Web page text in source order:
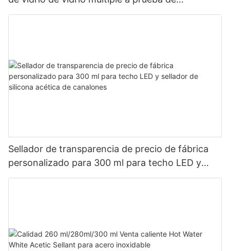
meteorológico para cocina para cocina
Sellador de transparencia de precio de fábrica
personalizado para 300 ml para techo LED y
sellador de silicona acética de canalones